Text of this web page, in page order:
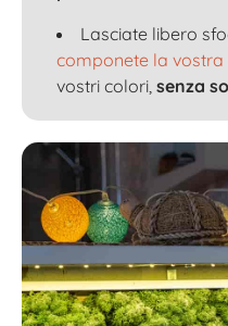
Lasciate libero
componete la
vostri colori, senza